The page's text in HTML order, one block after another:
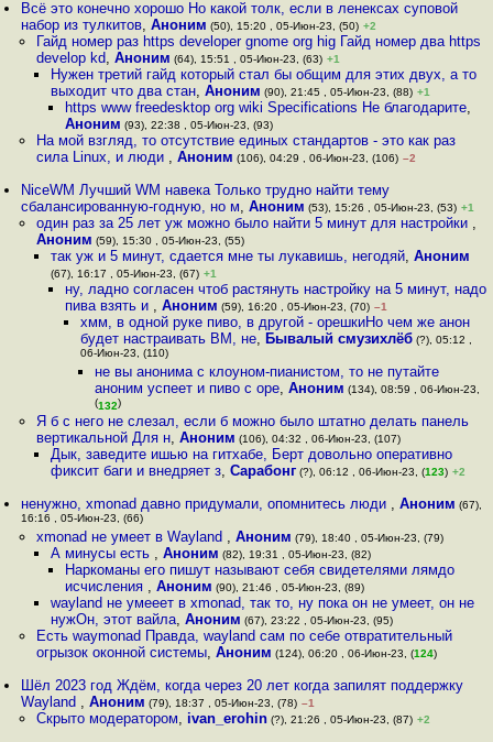
Всё это конечно хорошо Но какой толк, если в ленексах суповой
набор из тулкитов,Аноним (50), 15:20 , 05-Июн-23, (50) +2
Гайд номер раз https developer gnome org hig Гайд номер два https
develop kd, Аноним (64), 15:51 , 05-Июн-23, (63) +1
Нужен третий гайд который стал бы общим для этих двух, а то
выходит что два стан, Аноним (90), 21:45 , 05-Июн-23, (88) +1
https www freedesktop org wiki Specifications Не благодарите,
Аноним (93), 22:38 , 05-Июн-23, (93)
На мой взгляд, то отсутствие единых стандартов - это как раз
сила Linux, и люди , Аноним (106), 04:29 , 06-Июн-23, (106) –2
NiceWM Лучший WM навека Только трудно найти тему
сбалансированную-годную, но м,Аноним (53), 15:26 , 05-Июн-23, (53) +1
один раз за 25 лет уж можно было найти 5 минут для настройки ,
Аноним (59), 15:30 , 05-Июн-23, (55)
так уж и 5 минут, сдается мне ты лукавишь, негодяй, Аноним
(67), 16:17 , 05-Июн-23, (67) +1
ну, ладно согласен чтоб растянуть настройку на 5 минут, надо
пива взять и ,Аноним (59), 16:20 , 05-Июн-23, (70) –1
хмм, в одной руке пиво, в другой - орешкиНо чем же анон
будет настраивать ВМ, не, Бывалый смузихлёб(?), 05:12 ,
06-Июн-23, (110)
не вы анонима с клоуном-пианистом, то не путайте
аноним успеет и пиво с оре, Аноним (134), 08:59 , 06-Июн-23,
(132)
Я б с него не слезал, если б можно было штатно делать панель
вертикальной Для н, Аноним (106), 04:32 , 06-Июн-23, (107)
Дык, заведите ишью на гитхабе, Берт довольно оперативно
фиксит баги и внедряет з, Сарабонг(?), 06:12 , 06-Июн-23, (123) +2
ненужно, xmonad давно придумали, опомнитесь люди ,Аноним (67),
16:16 , 05-Июн-23, (66)
xmonad не умеет в Wayland , Аноним (79), 18:40 , 05-Июн-23, (79)
А минусы есть , Аноним (82), 19:31 , 05-Июн-23, (82)
Наркоманы его пишут называют себя свидетелями лямдо
исчисления ,Аноним (90), 21:46 , 05-Июн-23, (89)
wayland не умееет в xmonad, так то, ну пока он не умеет, он не
нужОн, этот вайла, Аноним (67), 23:22 , 05-Июн-23, (95)
Есть waymonad Правда, wayland сам по себе отвратительный
огрызок оконной системы, Аноним (124), 06:20 , 06-Июн-23, (124)
Шёл 2023 год Ждём, когда через 20 лет когда запилят поддержку
Wayland ,Аноним (79), 18:37 , 05-Июн-23, (78) –1
Скрыто модератором, ivan_erohin(?), 21:26 , 05-Июн-23, (87) +2